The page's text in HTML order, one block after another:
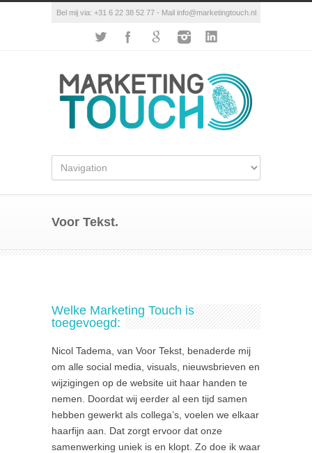
Bel mij via: +31 6 22 38 52 77 - Mail info@marketingtouch.nl
Voor Tekst.
Welke Marketing Touch is
toegevoegd:
Nicol Tadema, van Voor Tekst, benaderde mij
om alle social media, visuals, nieuwsbrieven en
wijzigingen op de website uit haar handen te
nemen. Doordat wij eerder al een tijd samen
hebben gewerkt als collega’s, voelen we elkaar
haarfijn aan. Dat zorgt ervoor dat onze
samenwerking uniek is en klopt. Zo doe ik waar